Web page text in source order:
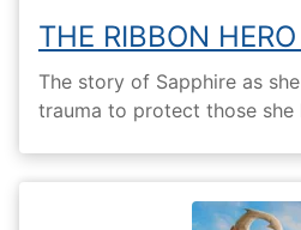
THE RIBBON
The story of Sapphire as
trauma to protect those she